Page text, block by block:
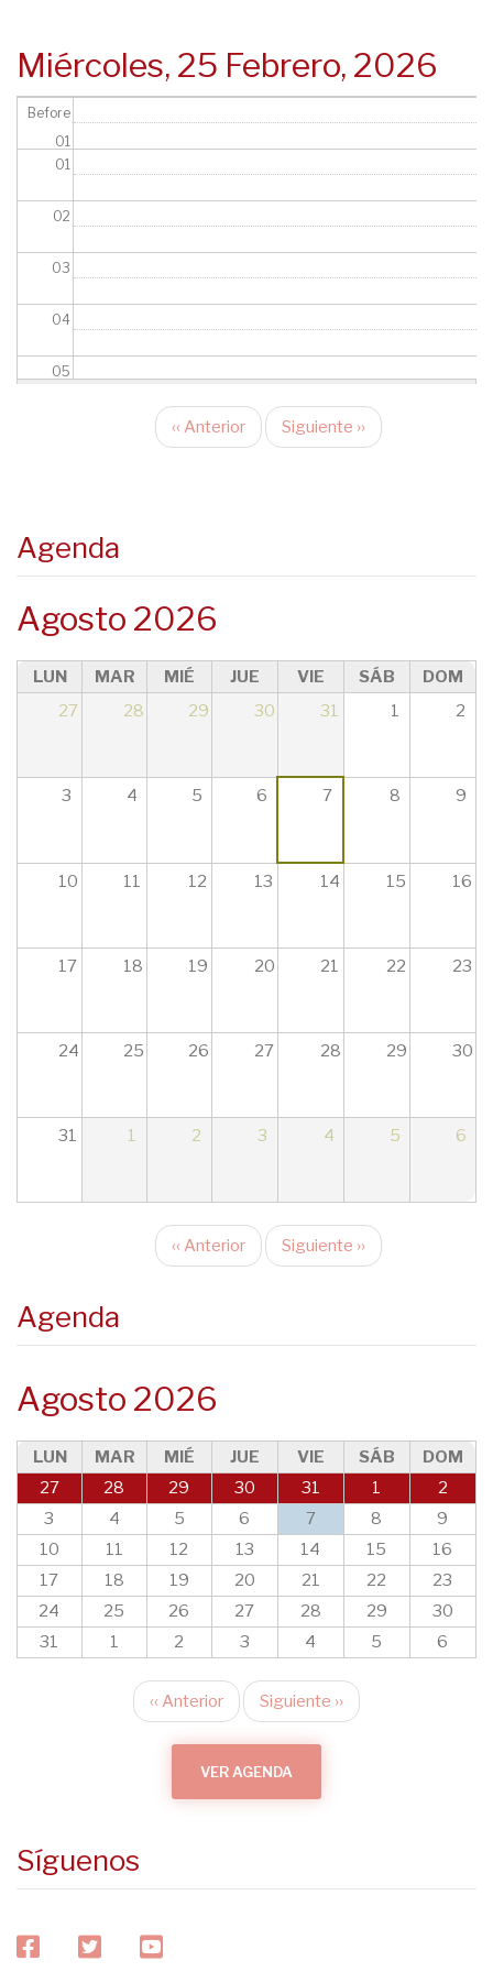
Miércoles, 25 Febrero, 2026
Before
01
01
02
03
04
05
09
10
11
13
15
18
21
Paginación
‹‹ Anterior Siguiente ››
Agenda
Agosto 2026
LUN MAR MIÉ JUE VIE SÁB
DOM
27
28 29 30 31 1 2
3 4 5 6 7 8 9
10 11 12 13 14 15 16
17 18 19 20 21 22 23
24 25 26 27 28 29 30
31 1 2 3 4 5 6
Paginación
‹‹ Anterior Siguiente ››
Agenda
Agosto 2026
LUN MAR MIÉ JUE VIE SÁB
DOM
27
28 29 30 31 1
2
3
4 5 6 7 8
9
10
11 12 13 14 15
16
17
18 19 20 21 22
23
24
25 26 27 28 29
30
31
1 2 3 4 5 6
Paginación
‹‹ Anterior Siguiente ››
VER AGENDA
Síguenos
facebooktwitteryoutube